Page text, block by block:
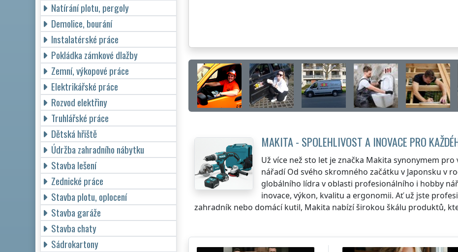
MAKITA - SPOLEHLIVOST A INOVACE PRO
Už více než sto let je značka Makita synonymem
nářadí Od svého skromného začátku v Japonsku v
globálního lídra v oblasti profesionálního i hobby
inovace, výkon, kvalitu a ergonomii. Ať už jste
zahradník nebo domácí kutil, Makita nabízí širokou škálu produktů,
Natírání plotu, pergoly
Demolice, bourání
Instalatérské práce
Pokládka zámkové dlažby
Zemní, výkopové práce
Elektrikářské práce
Rozvod elektřiny
Truhlářské práce
Dětská hřiště
Údržba zahradního nábytku
Stavba lešení
Zednické práce
Stavba plotu, oplocení
Stavba garáže
Stavba chaty
Sádrokartony